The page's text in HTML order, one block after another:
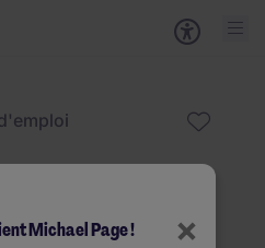
CN H/F
×
Michael Page !